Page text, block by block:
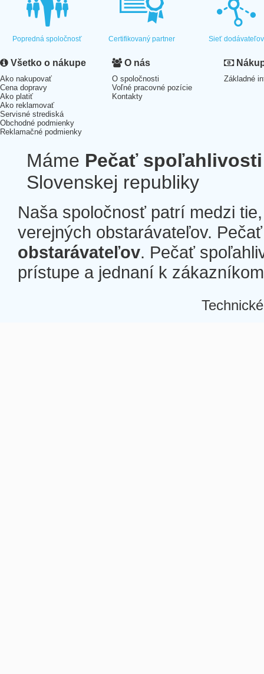
Popredná spoločnosť Certifikovaný partner Sieť dodávateľov
Všetko o nákupe
Ako nakupovať
Cena dopravy
Ako platiť
Ako reklamovať
Servisné strediská
Obchodné podmienky
Reklamačné podmienky
O nás
O spoločnosti
Voľné pracovné pozície
Kontakty
Základné
Máme Pečať spoľahlivosti
Slovenskej republiky
Naša spoločnosť patrí medzi
verejných obstarávateľov.
obstarávateľov. Pečať
prístupe a jednaní k